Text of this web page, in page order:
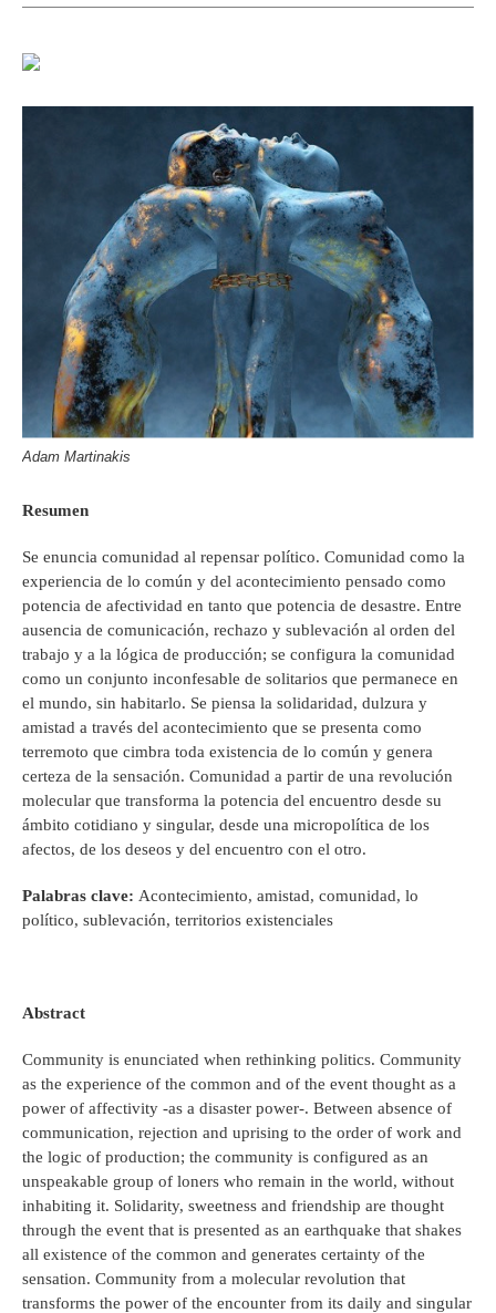
Adam Martinakis
Resumen
Se enuncia comunidad al repensar político. Comunidad como la
experiencia de lo común y del acontecimiento pensado como
potencia de afectividad en tanto que potencia de desastre. Entre
ausencia de comunicación, rechazo y sublevación al orden del
trabajo y a la lógica de producción; se configura la comunidad
como un conjunto inconfesable de solitarios que permanece en
el mundo, sin habitarlo. Se piensa la solidaridad, dulzura y
amistad a través del acontecimiento que se presenta como
terremoto que cimbra toda existencia de lo común y genera
certeza de la sensación. Comunidad a partir de una revolución
molecular que transforma la potencia del encuentro desde su
ámbito cotidiano y singular, desde una micropolítica de los
afectos, de los deseos y del encuentro con el otro.
Palabras clave: Acontecimiento, amistad, comunidad, lo
político, sublevación, territorios existenciales
Abstract
Community is enunciated when rethinking politics. Community
as the experience of the common and of the event thought as a
power of affectivity -as a disaster power-. Between absence of
communication, rejection and uprising to the order of work and
the logic of production; the community is configured as an
unspeakable group of loners who remain in the world, without
inhabiting it. Solidarity, sweetness and friendship are thought
through the event that is presented as an earthquake that shakes
all existence of the common and generates certainty of the
sensation. Community from a molecular revolution that
transforms the power of the encounter from its daily and singular